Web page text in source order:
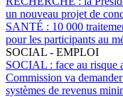
un nouveau projet de
SANTÉ : 10 000
pour les participants au
SOCIAL - EMPLOI
SOCIAL : face au risque
Commission va
systèmes de revenus